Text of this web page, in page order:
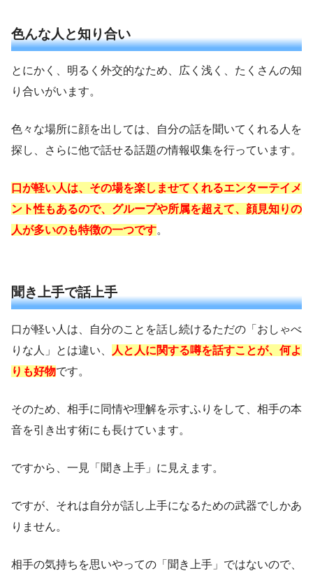
色んな人と知り合い
とにかく、明るく外交的なため、広く浅く、たくさんの知
り合いがいます。
色々な場所に顔を出しては、自分の話を聞いてくれる人を
探し、さらに他で話せる話題の情報収集を行っています。
口が軽い人は、その場を楽しませてくれるエンターテイメ
ント性もあるので、グループや所属を超えて、顔見知りの
人が多いのも特徴の一つです。
聞き上手で話上手
口が軽い人は、自分のことを話し続けるただの「おしゃべ
りな人」とは違い、
人と人に関する噂を話すことが、何よ
りも好物です。
そのため、相手に同情や理解を示すふりをして、相手の本
音を引き出す術にも長けています。
ですから、一見「聞き上手」に見えます。
ですが、それは自分が話し上手になるための武器でしかあ
りません。
相手の気持ちを思いやっての「聞き上手」ではないので、